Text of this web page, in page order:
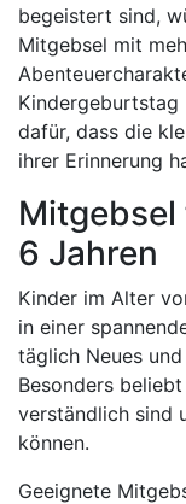
begeistert sind,
Mitgebsel mit
Kindergeburtstag
dafür, dass die
ihrer Erinnerung
6 Jahren
Kinder im Alter
in einer
täglich Neues
Besonders
verständlich sind
können.
Geeignete